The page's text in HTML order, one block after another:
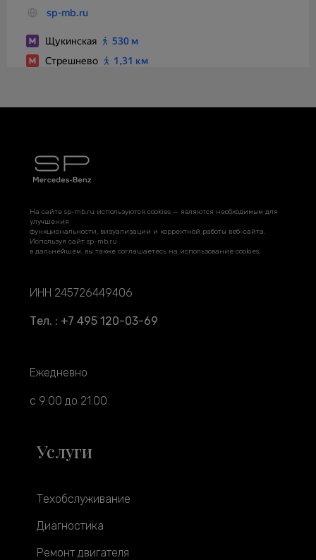
На сайте sp-mb.ru используются cookies — являются необходимым для
улучшения
функциональности, визуализации и корректной работы веб-сайта.
Используя сайт sp-mb.ru
в дальнейшем, вы также соглашаетесь на использование cookies.
ИНН 245726449406
Тел. : +7 495 120-03-69
Ежедневно
с 9:00 до 21:00
Услуги
Техобслуживание
Диагностика
Ремонт двигателя